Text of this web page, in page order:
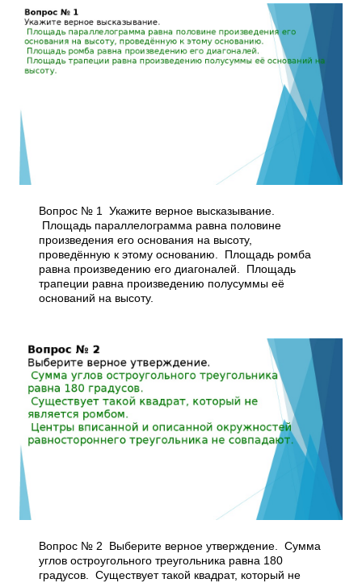
Вопрос № 1 Укажите верное высказывание.
Площадь параллелограмма равна половине
произведения его основания на высоту,
проведённую к этому основанию. Площадь ромба
равна произведению его диагоналей. Площадь
трапеции равна произведению полусуммы её
оснований на высоту.
Вопрос № 2 Выберите верное утверждение. Сумма
углов остроугольного треугольника равна 180
градусов. Существует такой квадрат, который не